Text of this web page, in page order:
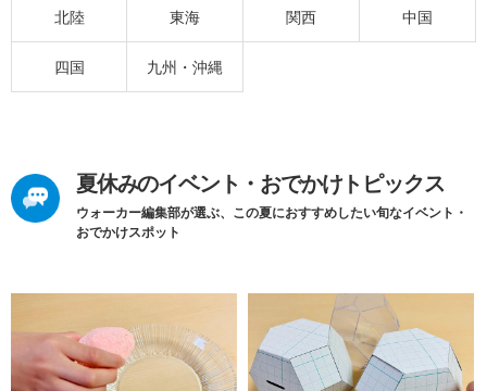
北陸 東海 関西 中国
四国 九州・沖縄
夏休みのイベント・おでかけトピックス
ウォーカー編集部が選ぶ、この夏におすすめしたい旬なイベント・
おでかけスポット